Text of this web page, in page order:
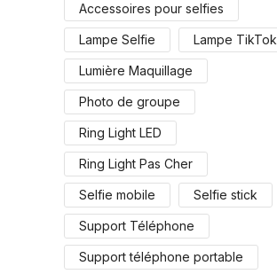
Accessoires pour selfies
Lampe Selfie Lampe TikTok
Lumière Maquillage
Photo de groupe
Ring Light LED
Ring Light Pas Cher
Selfie mobile Selfie stick
Support Téléphone
Support téléphone portable